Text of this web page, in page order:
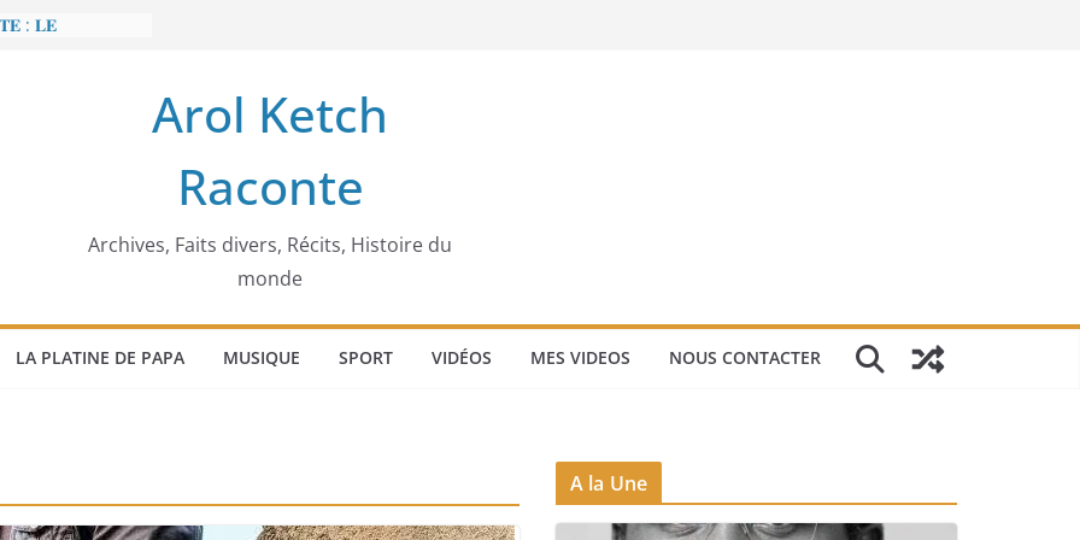
: 𝐋𝐄
𝐨𝐫𝐝𝐢𝐧𝐚𝐭𝐞𝐮𝐫
Arol Ketch
Raconte
Archives, Faits divers, Récits, Histoire du
monde
LA PLATINE DE PAPA MUSIQUE SPORT VIDÉOS MES VIDEOS NOUS CONTACTER
A la Une